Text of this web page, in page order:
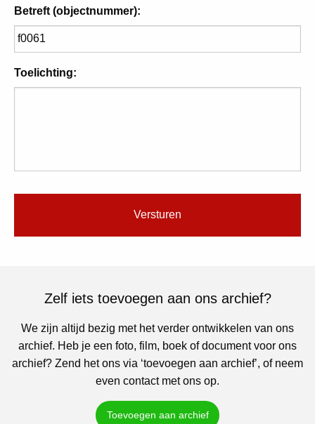
Betreft (objectnummer):
Toelichting:
Zelf iets toevoegen aan ons archief?
We zijn altijd bezig met het verder ontwikkelen van ons
archief. Heb je een foto, film, boek of document voor ons
archief? Zend het ons via ‘toevoegen aan archief’, of neem
even contact met ons op.
Toevoegen aan archief